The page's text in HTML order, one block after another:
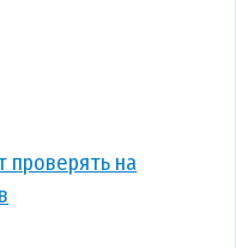
проверять на